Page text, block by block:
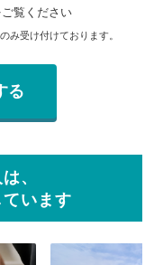
ご覧ください
み受け付けております。
、
います